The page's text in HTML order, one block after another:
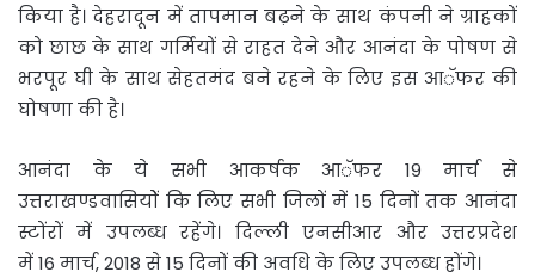
किया है। देहरादून में तापमान बढ़ने के साथ कंपनी ने ग्राहकों
को छाछ के साथ गर्मियों से राहत देने और आनंदा के पोषण से
भरपूर घी के साथ सेहतमंद बने रहने के लिए इस आॅफर की
घोषणा की है।
आनंदा के ये सभी आकर्षक आॅफर 19 मार्च से
उत्तराखण्डवासियोें कि लिए सभी जिलों में 15 दिनों तक आनंदा
स्टोंरों में उपलब्ध रहेंगे। दिल्ली एनसीआर और उत्तरप्रदेश
में 16 मार्च, 2018 से 15 दिनों की अवधि के लिए उपलब्ध होंगे।